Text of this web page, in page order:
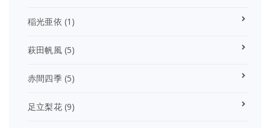
稲光亜依 (1)
萩田帆風(5)
赤間四季(5)
足立梨花(9)